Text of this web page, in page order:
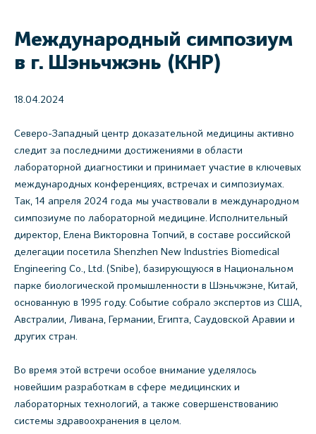
Международный симпозиум
в г. Шэньчжэнь (КНР)
18.04.2024
Северо-Западный центр доказательной медицины активно
следит за последними достижениями в области
лабораторной диагностики и принимает участие в ключевых
международных конференциях, встречах и симпозиумах.
Так, 14 апреля 2024 года мы участвовали в международном
симпозиуме по лабораторной медицине. Исполнительный
директор, Елена Викторовна Топчий, в составе российской
делегации посетила Shenzhen New Industries Biomedical
Engineering Co., Ltd. (Snibe), базирующуюся в Национальном
парке биологической промышленности в Шэньчжэне, Китай,
основанную в 1995 году. Событие собрало экспертов из США,
Австралии, Ливана, Германии, Египта, Саудовской Аравии и
других стран.
Во время этой встречи особое внимание уделялось
новейшим разработкам в сфере медицинских и
лабораторных технологий, а также совершенствованию
системы здравоохранения в целом.